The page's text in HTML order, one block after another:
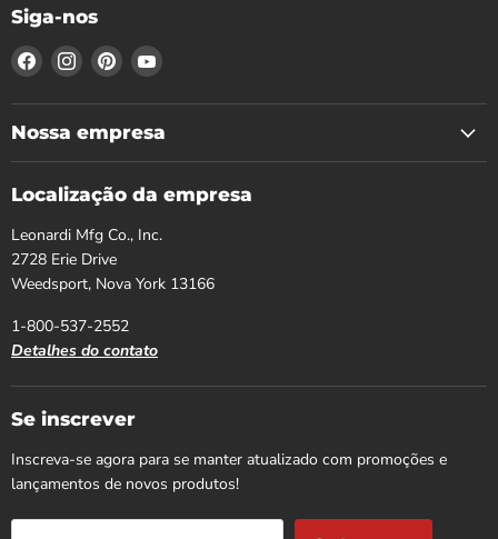
Siga-nos
Encontre-
nos
no
Facebook
Encontre-
nos
no
Instagram
Encontre-
nos
no
Pinterest
Encontre-
no
YouTube
Nossa empresa
Localização da empresa
Leonardi Mfg Co., Inc.
2728 Erie Drive
Weedsport, Nova York 13166
1-800-537-2552
Detalhes do contato
Se inscrever
Inscreva-se agora para se manter atualizado com promoções e
lançamentos de novos produtos!